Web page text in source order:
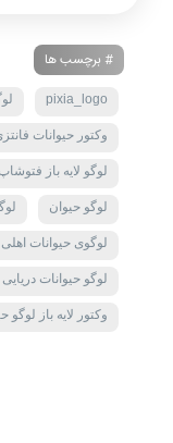
# برچسب ها
pixia_logo
وکتور حیوانات
لوگو لایه باز فتوشاپ
لوگو حیوان
لوگوی حیوانات اهلی
لوگو حیوانات دریایی
وکتور لایه باز لوگو